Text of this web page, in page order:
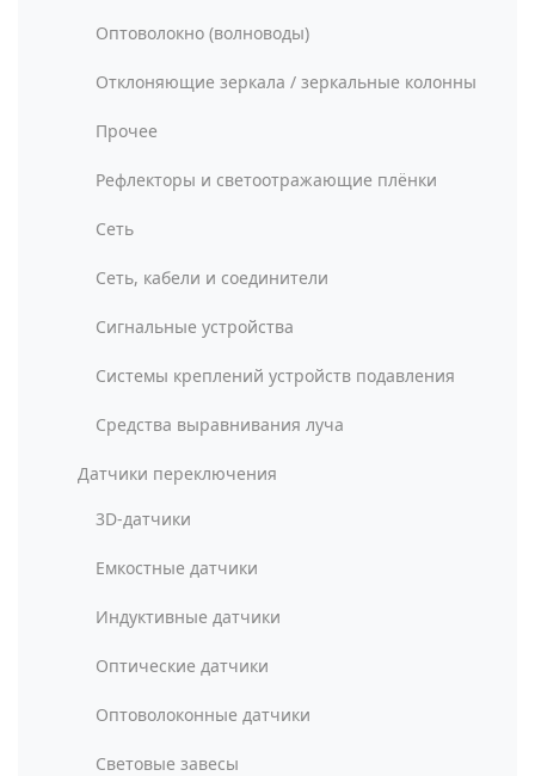
Оптоволокно (волноводы)
Отклоняющие зеркала / зеркальные колонны
Прочее
Рефлекторы и светоотражающие плёнки
Сеть
Сеть, кабели и соединители
Сигнальные устройства
Системы креплений устройств подавления
Средства выравнивания луча
Датчики переключения
3D-датчики
Емкостные датчики
Индуктивные датчики
Оптические датчики
Оптоволоконные датчики
Световые завесы